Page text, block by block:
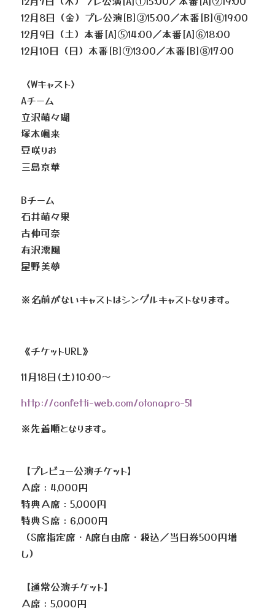
12月8日（金）プレ公演[B]③15:00／本番[B]④19:00
12月9日（土）本番[A]⑤14:00／本番[A]⑥18:00
12月10日（日）本番[B]⑦13:00／本番[B]⑧17:00
〈Wキャスト〉
Aチーム
立沢萌々瑚
塚本颯来
豆咲りお
三島京華
Bチーム
石井萌々果
古仲可奈
有沢澪風
星野美夢
※名前がないキャストはシングルキャストなります。
《チケットURL》
11月18日(土)10:00〜
http://confetti-web.com/otonapro-51
※先着順となります。
【プレビュー公演チケット】
Ａ席：4,000円
特典Ａ席：5,000円
特典Ｓ席：6,000円
（S席指定席・A席自由席・税込／当日券500円増
し）
【通常公演チケット】
Ａ席：5,000円